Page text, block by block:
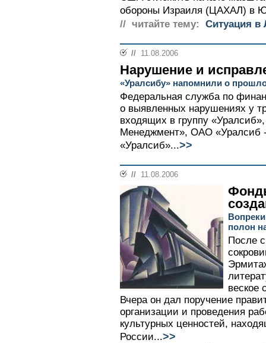
обороны Израиля (ЦАХАЛ) в
// читайте тему:
Cитуация в
// 11.08.2006
Нарушение и
«Уралсибу» напомнили о
Федеральная служба по
о выявленных нарушениях у
входящих в группу
Менеджмент», ОАО «Уралсиб
«Уралсиб»...>>
// 11.08.2006
полон
После
веское
Вчера он дал поручение
организации и проведения
культурных ценностей,
России...>>